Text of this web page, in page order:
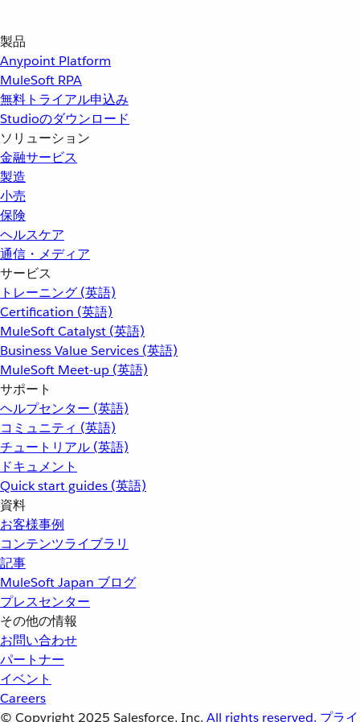
製品
Anypoint Platform
MuleSoft RPA
無料トライアル申込み
Studioのダウンロード
ソリューション
金融サービス
製造
小売
保険
ヘルスケア
通信・メディア
サービス
トレーニング (英語)
Certification (英語)
MuleSoft Catalyst (英語)
Business Value Services (英語)
MuleSoft Meet-up (英語)
サポート
ヘルプセンター (英語)
コミュニティ (英語)
チュートリアル (英語)
ドキュメント
Quick start guides (英語)
資料
お客様事例
コンテンツライブラリ
記事
MuleSoft Japan ブログ
プレスセンター
その他の情報
お問い合わせ
パートナー
イベント
Careers
© Copyright 2025 Salesforce, Inc. All rights reserved. プライ